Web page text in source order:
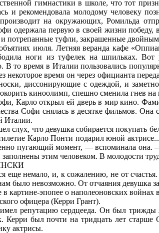
гимнастики в школе, что тот
и рекомендовала молодому человеку
производит на окружающих, Ромильда
одержала первую в своей жизни
потрепанные туфли, закрашенные
июля. Летняя веранда кафе
ноги из туфелек на шпильках.
В то время в Италии пользовались
некоторое время он через официанта
диссонирующие с одеждой, и
киноолимп, спешно сменила гнев на
Карло открыл ей дверь в мир кино.
Софи снялась в десятке фильмов.
Италии.
слух, что девушка собирается покупать
Карло Понти подарил юной
пугающий момент, — вспоминала она. —
этим человеком. В молодости
еще немало, и, к сожалению, не от
было невозможно. От отчаяния девушка
картине-эпопее о наполеоновских
офицера (Керри Грант).
имел репутацию сердцееда. Он был
Керри был почти на тридцать лет
актрисы.